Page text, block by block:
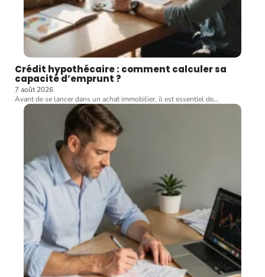
Crédit hypothécaire : comment calculer sa
capacité d’emprunt ?
7 août 2026
Avant de se lancer dans un achat immobilier, il est essentiel de…